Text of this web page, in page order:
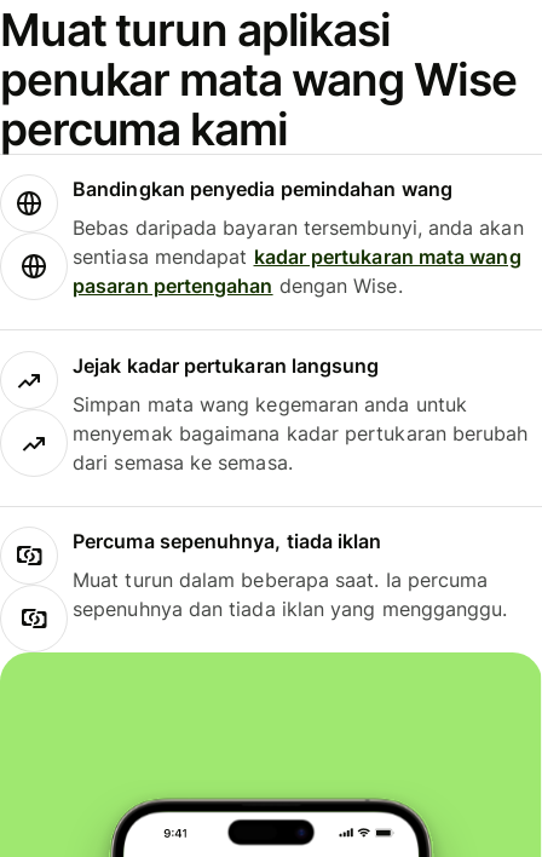
Muat turun aplikasi
penukar mata wang Wise
percuma kami
Bandingkan penyedia pemindahan wang
Bebas daripada bayaran tersembunyi, anda akan
sentiasa mendapat kadar pertukaran mata wang
pasaran pertengahan dengan Wise.
Jejak kadar pertukaran langsung
Simpan mata wang kegemaran anda untuk
menyemak bagaimana kadar pertukaran berubah
dari semasa ke semasa.
Percuma sepenuhnya, tiada iklan
Muat turun dalam beberapa saat. Ia percuma
sepenuhnya dan tiada iklan yang mengganggu.